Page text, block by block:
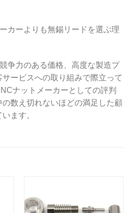
カーよりも無錫リードを選ぶ理
争力のある価格、高度な製造プ
ービスへの取り組みで際立って
ナットメーカーとしての評判
数え切れないほどの満足した顧
ます。